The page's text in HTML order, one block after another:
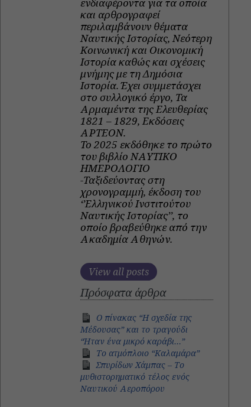
και αρθρογραφεί
περιλαμβάνουν θέματα
Ναυτικής Ιστορίας, Νεότερη
Κοινωνική και Οικονομική
Ιστορία καθώς και σχέσεις
μνήμης με τη Δημόσια
Ιστορία. Έχει συμμετάσχει
στο συλλογικό έργο, Τα
Αρμαμέντα της Ελευθερίας
1821 – 1829, Εκδόσεις
ΑΡΤΕΟΝ.
Το 2025 εκδόθηκε το πρώτο
του βιβλίο ΝΑΥΤΙΚΟ
ΗΜΕΡΟΛΟΓΙΟ
-Ταξιδεύοντας στη
χρονογραμμή, έκδοση του
‘’Ελληνικού Ινστιτούτου
Ναυτικής Ιστορίας’’, το
οποίο βραβεύθηκε από την
Ακαδημία Αθηνών.
View all posts
Πρόσφατα άρθρα
Ο πίνακας “Η σχεδία της
Μέδουσας” και το τραγούδι
“Ήταν ένα μικρό καράβι…”
Το ατμόπλοιο “Καλαμάρα”
Σπυρίδων Χάμπας – Το
μυθιστορηματικό τέλος ενός
Ναυτικού Αεροπόρου